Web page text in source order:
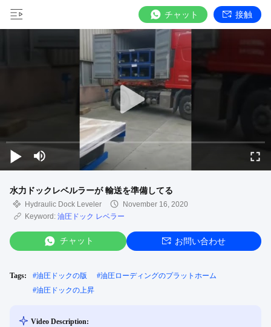
チャット 接触
水力ドックレベルラーが 輸送を準備してる
Hydraulic Dock Leveler
November 16, 2020
Keyword: 油圧ドック レベラー
チャット お問い合わせ
Tags: #油圧ドックの版 #油圧ローディングのプラットホーム
#油圧ドックの上昇
Video Description: